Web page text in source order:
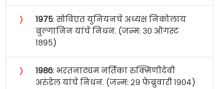
〉 १९७५: सोविएत युनियनचे अध्यक्ष निकोलाय
बुल्गानिन यांचे निधन. (जन्म: ३० ऑगस्ट
१८९५)
〉 १९८६: भरतनाट्यम नर्तिका रुक्मिणीदेवी
अरुंडेल यांचे निधन. (जन्म: २९ फेब्रुवारी १९०४)